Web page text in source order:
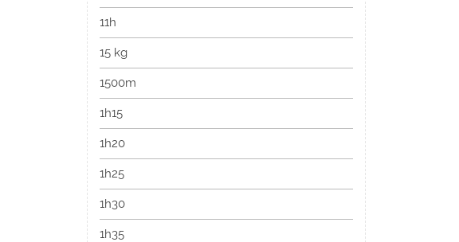
11h
15 kg
1500m
1h15
1h20
1h25
1h30
1h35